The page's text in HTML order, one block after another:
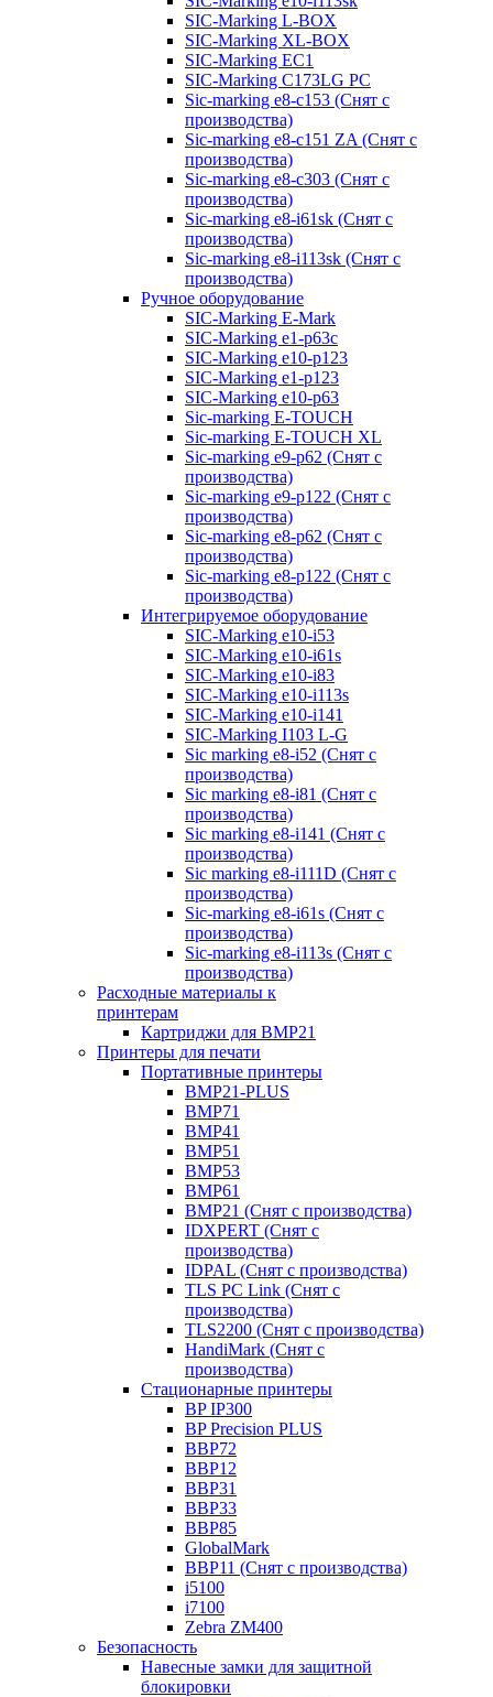
SIC-Marking L-BOX
SIC-Marking XL-BOX
SIC-Marking EC1
SIC-Marking C173LG PC
Sic-marking e8-c153 (Снят с
производства)
Sic-marking e8-c151 ZA (Снят с
производства)
Sic-marking e8-c303 (Снят с
производства)
Sic-marking e8-i61sk (Снят с
производства)
Sic-marking e8-i113sk (Снят с
производства)
Ручное оборудование
SIC-Marking E-Mark
SIC-Marking e1-p63с
SIC-Marking e10-p123
SIC-Marking e1-p123
SIC-Marking e10-p63
Sic-marking E-TOUCH
Sic-marking E-TOUCH XL
Sic-marking e9-p62 (Снят с
производства)
Sic-marking e9-p122 (Снят с
производства)
Sic-marking e8-p62 (Снят с
производства)
Sic-marking e8-p122 (Снят с
производства)
Интегрируемое оборудование
SIC-Marking e10-i53
SIC-Marking e10-i61s
SIC-Marking e10-i83
SIC-Marking e10-i113s
SIC-Marking e10-i141
SIC-Marking I103 L-G
Sic marking e8-i52 (Снят с
производства)
Sic marking e8-i81 (Снят с
производства)
Sic marking e8-i141 (Снят с
производства)
Sic marking e8-i111D (Снят с
производства)
Sic-marking e8-i61s (Снят с
производства)
Sic-marking e8-i113s (Снят с
производства)
Расходные материалы к
принтерам
Картриджи для BMP21
Принтеры для печати
Портативные принтеры
BMP21-PLUS
BMP71
BMP41
BMP51
BMP53
BMP61
BMP21 (Снят с производства)
IDXPERT (Снят с
производства)
IDPAL (Снят с производства)
TLS PC Link (Снят с
производства)
TLS2200 (Снят с производства)
HandiMark (Снят с
производства)
Стационарные принтеры
BP IP300
BP Precision PLUS
BBP72
BBP12
BBP31
BBP33
BBP85
GlobalMark
BBP11 (Снят с производства)
i5100
i7100
Zebra ZM400
Безопасность
Навесные замки для защитной
блокировки